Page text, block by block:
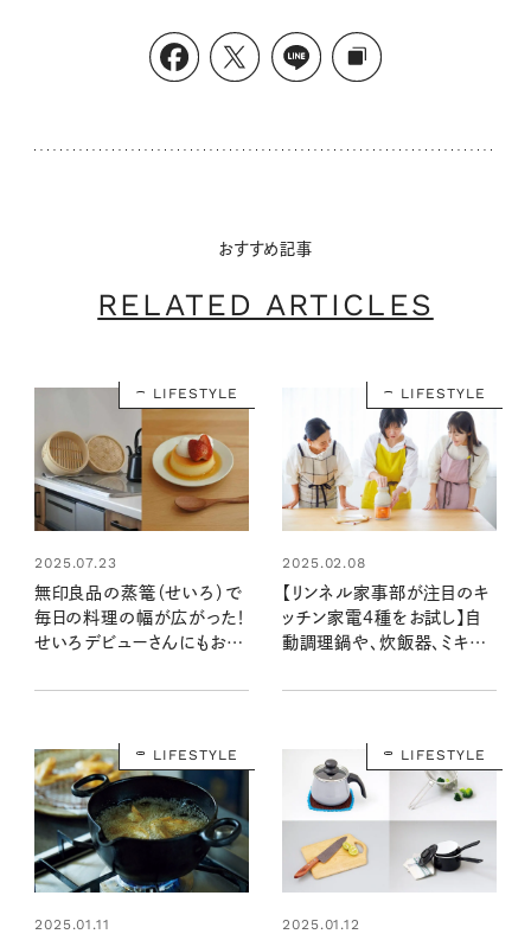
おすすめ記事
RELATED ARTICLES
LIFESTYLE
2025.07.23
無印良品の蒸篭（せいろ）で
毎日の料理の幅が広がった！
せいろデビューさんにもおす
LIFESTYLE
2025.02.08
【リンネル家事部が注目のキ
ッチン家電4種をお試し】自
動調理鍋や、炊飯器、ミキサ
暮らしの道具大賞2024
LIFESTYLE
2025.01.11
LIFESTYLE
2025.01.12